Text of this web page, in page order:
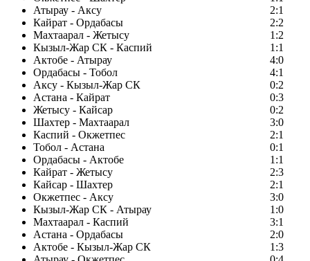
Атырау - Аксу
2:1
Кайрат - Ордабасы
2:2
Махтаарал - Жетысу
1:2
Кызыл-Жар СК - Каспий
1:1
Актобе - Атырау
4:0
Ордабасы - Тобол
4:1
Аксу - Кызыл-Жар СК
0:2
Астана - Кайрат
0:3
Жетысу - Кайсар
0:2
Шахтер - Махтаарал
3:0
Каспий - Окжетпес
2:1
Тобол - Астана
0:1
Ордабасы - Актобе
1:1
Кайрат - Жетысу
2:3
Кайсар - Шахтер
2:1
Окжетпес - Аксу
3:0
Кызыл-Жар СК - Атырау
1:0
Махтаарал - Каспий
3:1
Астана - Ордабасы
2:0
Актобе - Кызыл-Жар СК
1:3